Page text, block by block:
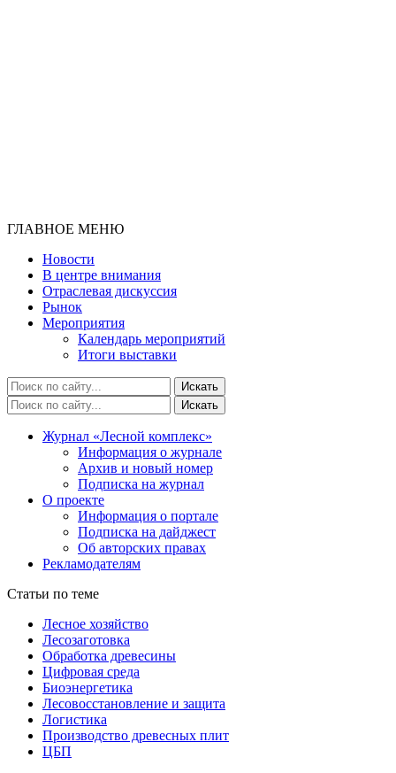
ГЛАВНОЕ МЕНЮ
Новости
В центре внимания
Отраслевая дискуссия
Рынок
Мероприятия
Календарь мероприятий
Итоги выставки
Журнал «Лесной комплекс»
Информация о журнале
Архив и новый номер
Подписка на журнал
О проекте
Информация о портале
Подписка на дайджест
Об авторских правах
Рекламодателям
Статьи по теме
Лесное хозяйство
Лесозаготовка
Обработка древесины
Цифровая среда
Биоэнергетика
Лесовосстановление и защита
Логистика
Производство древесных плит
ЦБП